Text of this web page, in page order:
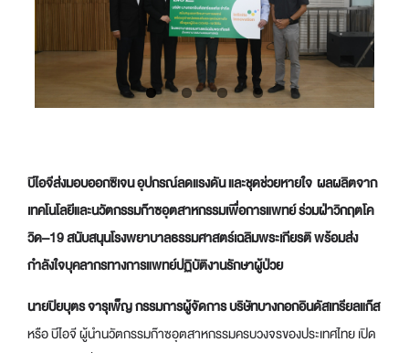
บีไอจีส่งมอบออกซิเจน อุปกรณ์ลดแรงดันและชุดช่วยหายใจ ผลผลิตจาก
เทคโนโลยีและนวัตกรรมก๊าซอุตสาหกรรมเพื่อการแพทย์ร่วมฝ่าวิกฤตโค
วิด–19 สนับสนุนโรงพยาบาลธรรมศาสตร์เฉลิมพระเกียรติพร้อมส่ง
กำลังใจบุคลากรทางการแพทย์ปฏิบัติงานรักษาผู้ป่วย
นายปิยบุตร จารุเพ็ญกรรมการผู้จัดการ บริษัทบางกอกอินดัสเทรียลแก๊ส
หรือ บีไอจี ผู้นำนวัตกรรมก๊าซอุตสาหกรรมครบวงจรของประเทศไทย เปิด